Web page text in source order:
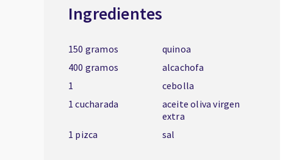
Ingredientes
150 gramos
quinoa
400 gramos
alcachofa
1
cebolla
1 cucharada
aceite oliva virgen
extra
1 pizca
sal